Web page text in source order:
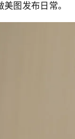
图发布日常。